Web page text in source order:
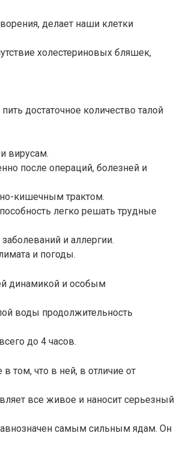
делает наши клетки
холестериновых бляшек,
достаточное количество талой
вирусам.
после операций, болезней и
кишечным трактом.
легко решать трудные
и аллергии.
и погоды.
динамикой и особым
воды продолжительность
до 4 часов.
том, что в ней, в отличие от
все живое и наносит серьезный
самым сильным ядам. Он